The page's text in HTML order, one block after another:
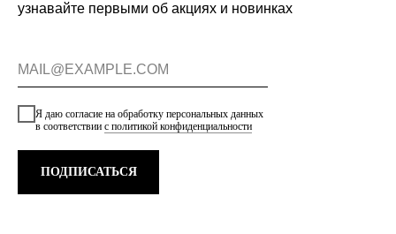
Я даю согласие на обработку персональных данных
в соответствии с политикой конфиденциальности
ПОДПИСАТЬСЯ
узнавайте первыми об акциях и новинках